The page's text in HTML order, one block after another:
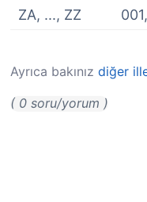
ZA, ..., ZZ
Ayrıca bakınız diğer
( 0 soru/yorum )